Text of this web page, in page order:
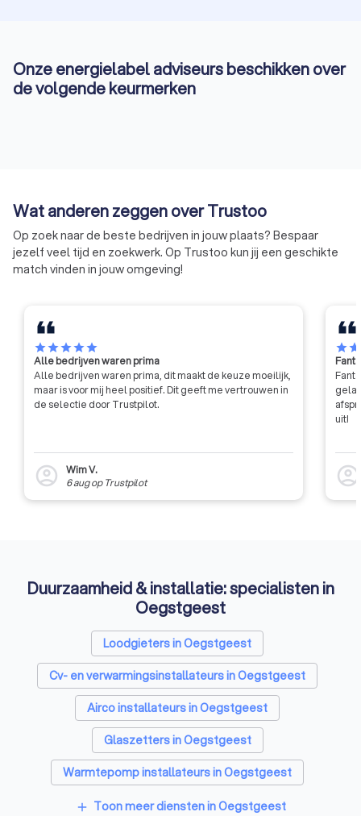
Onze energielabel adviseurs beschikken over
de volgende keurmerken
Wat anderen zeggen over Trustoo
Op zoek naar de beste bedrijven in jouw plaats? Bespaar
jezelf veel tijd en zoekwerk. Op Trustoo kun jij een geschikte
match vinden in jouw omgeving!
starstarstarstarstar
Alle bedrijven waren prima
Alle bedrijven waren prima, dit maakt de keuze moeilijk,
maar is voor mij heel positief. Dit geeft me vertrouwen in
de selectie door Trustpilot.
account_circle
Wim V.
6 augop Trustpilot
starstar
uit!
account_circle
Duurzaamheid & installatie: specialisten in
Oegstgeest
Loodgieters in Oegstgeest
Cv- en verwarmingsinstallateurs in Oegstgeest
Airco installateurs in Oegstgeest
Glaszetters in Oegstgeest
Warmtepomp installateurs in Oegstgeest
Kozijnen specialisten in Oegstgeest
add Toon meer diensten in Oegstgeest